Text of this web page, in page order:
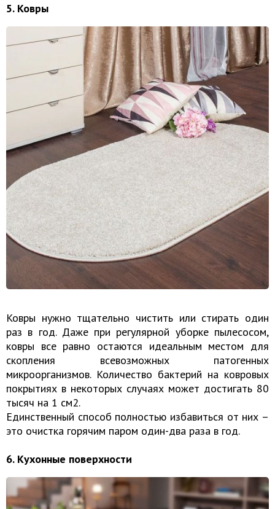
5. Ковры
Ковры нужно тщательно чистить или стирать один
раз в год. Даже при регулярной уборке пылесосом,
ковры все равно остаются идеальным местом для
скопления всевозможных патогенных
микроорганизмов. Количество бактерий на ковровых
покрытиях в некоторых случаях может достигать 80
тысяч на 1 см2.
Единственный способ полностью избавиться от них –
это очистка горячим паром один-два раза в год.
6. Кухонные поверхности